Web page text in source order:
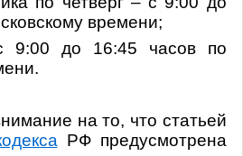
времени;
9:00 до 16:45 часов по
на то, что статьей
РФ предусмотрена